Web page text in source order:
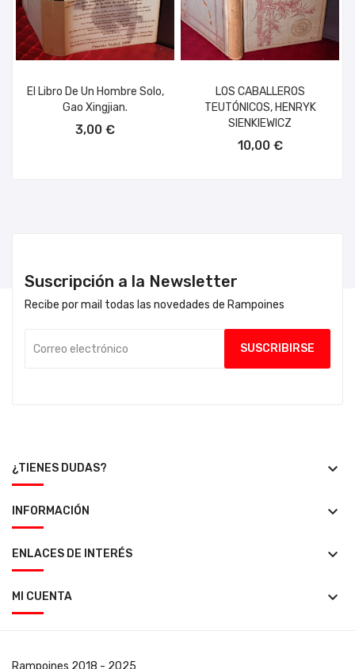
El Libro De Un Hombre Solo,
Gao Xingjian.
3,00 €
LOS CABALLEROS
TEUTÓNICOS, HENRYK
SIENKIEWICZ
10,00 €
Suscripción a la Newsletter
Recibe por mail todas las novedades de Rampoines
¿TIENES DUDAS? keyboard_arrow_down
INFORMACIÓN keyboard_arrow_down
ENLACES DE INTERÉS keyboard_arrow_down
MI CUENTA keyboard_arrow_down
Rampoines 2018 - 2025